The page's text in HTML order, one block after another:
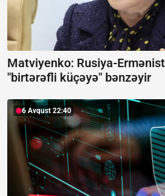
Matviyenko: Rusiya-
"birtərəfli küçəyə" bənzəyir
6 Avqust 22:40